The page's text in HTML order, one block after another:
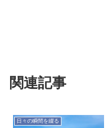
関連記事
日々の瞬間を綴る